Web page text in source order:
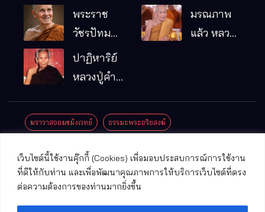
เว็บไซต์นี้ใช้งานคุ๊กกี้ (Cookies) เพื่อมอบประสบการณ์การใช้งาน
ที่ดีให้กับท่าน และเพื่อพัฒนาคุณภาพการให้บริการเว็บไซต์ที่ตรง
ต่อความต้องการของท่านมากยิ่งขึ้น
พระอริยเจ้า
ผู้เป็นบิดา
รมฐาน
หมากอื๋อ
พระราช
วัชรปัทม
คุณ (หลวง
ปู่บัวเกตุ
แล้ว วัดป่า
อ.แม่ริม
จ.เชียงใหม่
มรณภาพ
แล้ว หลวง
ปาฏิหาริย์
หลวงปู่คำ
มณี
ฆราวาสจอมขมังเวทย์ ธรรมะพระอริยสงฆ์
ปาฏิหาริย์พระเครื่อง
พระพุทธรูปศักดิ์สิทธิ์ วัดที่สําคัญ